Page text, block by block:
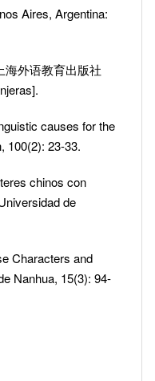
Aires, Argentina:
海外语教育出版社
causes for the
100(2): 23-33.
chinos con
de
Characters and
Nanhua, 15(3): 94-